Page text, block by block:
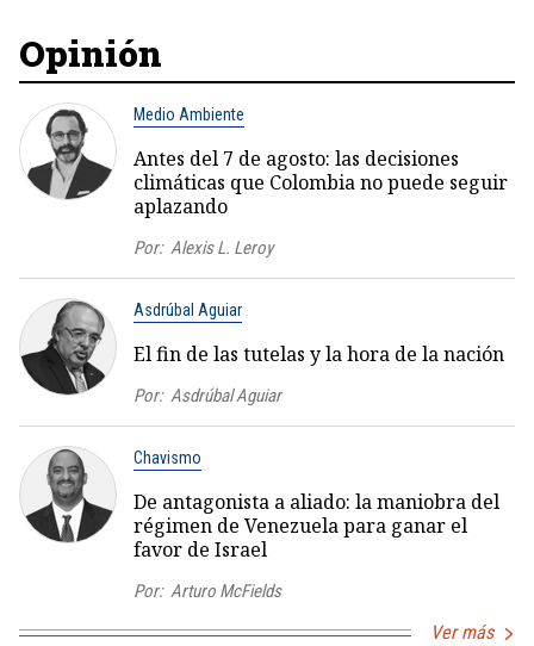
Opinión
Medio Ambiente
Antes del 7 de agosto: las decisiones
climáticas que Colombia no puede seguir
aplazando
Por: Alexis L. Leroy
Asdrúbal Aguiar
El fin de las tutelas y la hora de la nación
Por: Asdrúbal Aguiar
Chavismo
De antagonista a aliado: la maniobra del
régimen de Venezuela para ganar el
favor de Israel
Por: Arturo McFields
Ver más